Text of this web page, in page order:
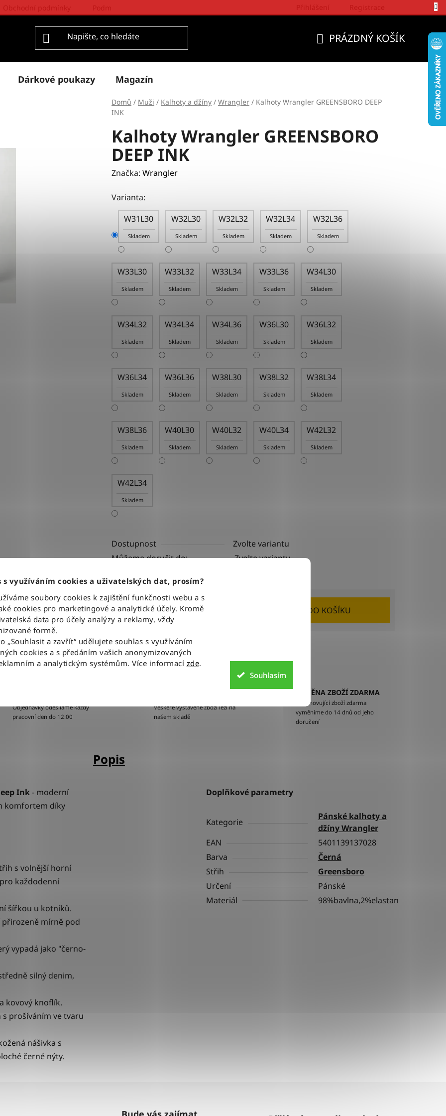
s využíváním cookies a uživatelských dat, prosím?
soubory cookies k zajištění funkčnosti webu a s
cookies pro marketingové a analytické účely. Kromě
data pro účely analýzy a reklamy, vždy
formě.
„Souhlasit a zavřít“ udělujete souhlas s využíváním
cookies a s předáním vašich anonymizovaných
a analytickým systémům. Více informací zde.
Souhlasím
PRÁZDNÝ KOŠÍK
Dárkové poukazy Magazín
Domů / Muži / Kalhoty a džíny / Wrangler / Kalhoty Wrangler GREENSBORO DEEP
INK
Kalhoty Wrangler GREENSBORO
DEEP INK
Značka: Wrangler
Varianta:
W31L30
Skladem
W32L30
Skladem
W32L32
Skladem
W32L34
Skladem
W32L36
Skladem
W33L30
Skladem
W33L32
Skladem
W33L34
Skladem
W33L36
Skladem
W34L30
Skladem
W34L32
Skladem
W34L34
Skladem
W34L36
Skladem
W36L30
Skladem
W36L32
Skladem
W36L34
Skladem
W36L36
Skladem
W38L30
Skladem
W38L32
Skladem
W38L34
Skladem
W38L36
Skladem
W40L30
Skladem
W40L32
Skladem
W40L34
Skladem
W42L32
Skladem
W42L34
Skladem
Dostupnost
Zvolte variantu
Můžeme doručit do:
Zvolte variantu
od 2 199 Kč až –15 %
od1 850 Kč DO KOŠÍKU
Tisk Zeptat se Sdílet
Objednávky odesíláme každý
pracovní den do 12:00
Veškeré vystavené zboží leží na
našem skladě
VÝMĚNA ZBOŽÍ ZDARMA
Nevyhovující zboží zdarma
vyměníme do 14 dnů od jeho
doručení
Popis
Ink- moderní
komfortem díky
s volnější horní
každodenní
šířkou u kotníků.
přirozeně mírně pod
vypadá jako "černo-
tředně silný denim,
kovový knoflík.
s prošíváním ve tvaru
nášivka s
černé nýty.
Doplňkové parametry
Kategorie
Pánské kalhoty a
džíny Wrangler
EAN
5401139137028
Barva
Černá
Střih
Greensboro
Určení
Pánské
Materiál
98%bavlna,2%elastan